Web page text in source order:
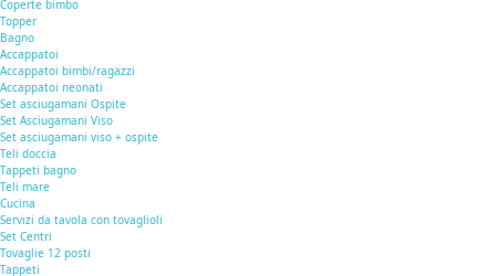
Coperte bimbo
Topper
Bagno
Accappatoi
Accappatoi bimbi/ragazzi
Accappatoi neonati
Set asciugamani Ospite
Set Asciugamani Viso
Set asciugamani viso + ospite
Teli doccia
Tappeti bagno
Teli mare
Cucina
Servizi da tavola con tovaglioli
Set Centri
Tovaglie 12 posti
Tappeti